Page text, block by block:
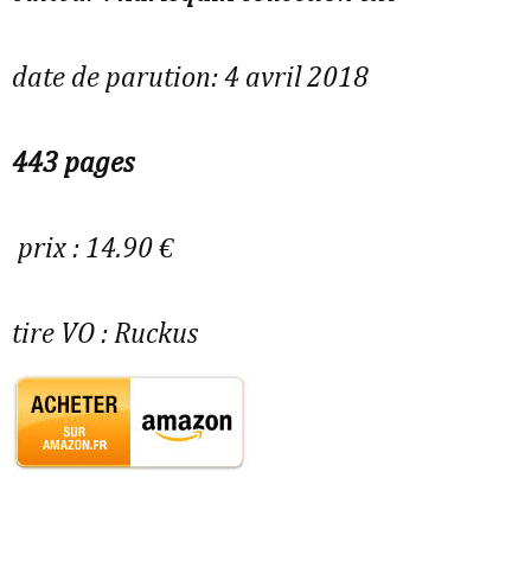
date de parution: 4 avril 2018
443 pages
prix : 14.90 €
tire VO : Ruckus